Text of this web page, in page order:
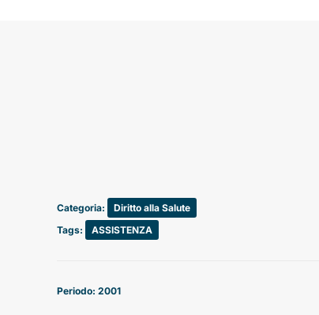
Categoria:
Diritto alla Salute
Tags:
ASSISTENZA
Periodo: 2001